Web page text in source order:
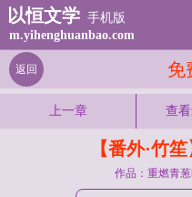
以恒文学 手机版
m.yihenghuanbao.com
免
返回
上一章 查
【番外·竹
作品：重燃青